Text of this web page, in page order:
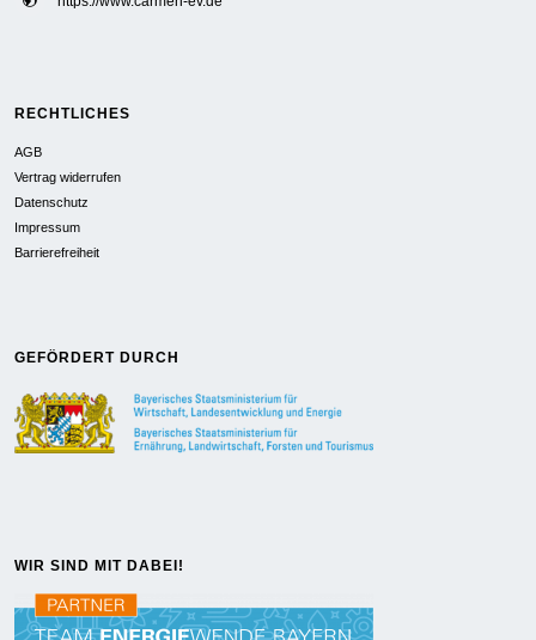
RECHTLICHES
AGB
Vertrag widerrufen
Datenschutz
Impressum
Barrierefreiheit
GEFÖRDERT DURCH
WIR SIND MIT DABEI!